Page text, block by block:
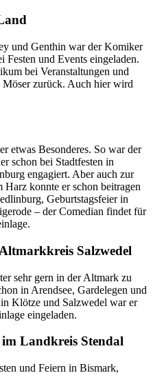
und Genthin war der Komiker
Festen und Events eingeladen.
bei Veranstaltungen und
zurück. Auch hier wird
etwas Besonderes. So war der
schon bei Stadtfesten in
engagiert. Aber auch zur
konnte er schon beitragen
Geburtstagsfeier in
– der Comedian findet für
Salzwedel
sehr gern in der Altmark zu
in Arendsee, Gardelegen und
Klötze und Salzwedel war er
eingeladen.
Landkreis Stendal
und Feiern in Bismark,